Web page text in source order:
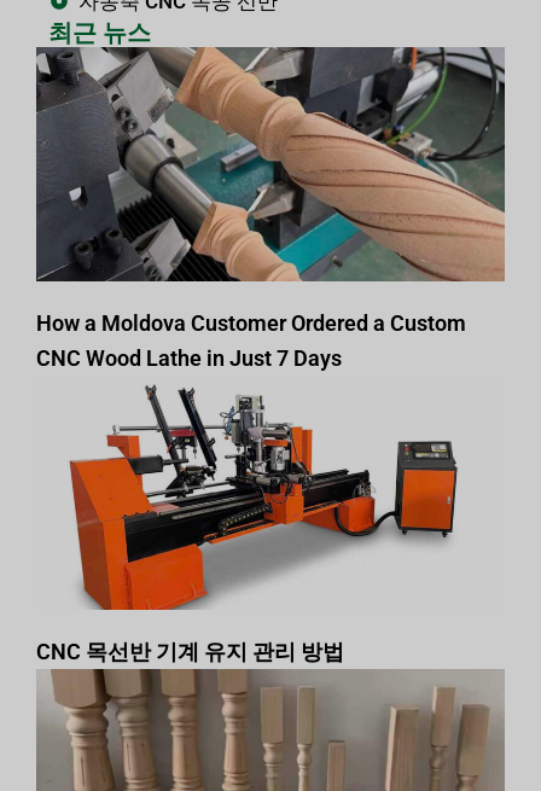
최근 뉴스
How a Moldova Customer Ordered a Custom
CNC Wood Lathe in Just 7 Days
CNC 목선반 기계 유지 관리 방법